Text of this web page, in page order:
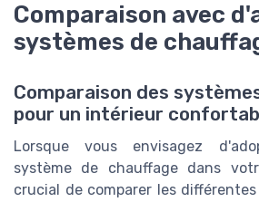
Comparaison avec
systèmes de
Comparaison des
pour un intérieur
Lorsque vous envisagez
système de chauffage dans
crucial de comparer les